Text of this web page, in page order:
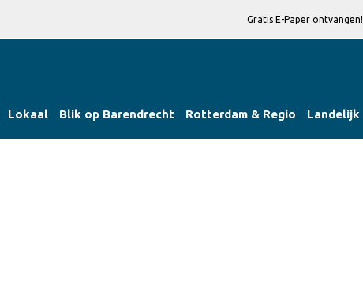
Gratis E-Paper ontvangen!
Lokaal Blik op Barendrecht Rotterdam & Regio Landelijk